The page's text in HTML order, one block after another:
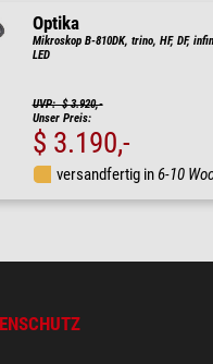
Optika
Mikroskop B-810DK, trino, HF, DF,
LED
UVP: $ 3.920,-
Unser Preis:
$ 3.190,-
versandfertig in6-10